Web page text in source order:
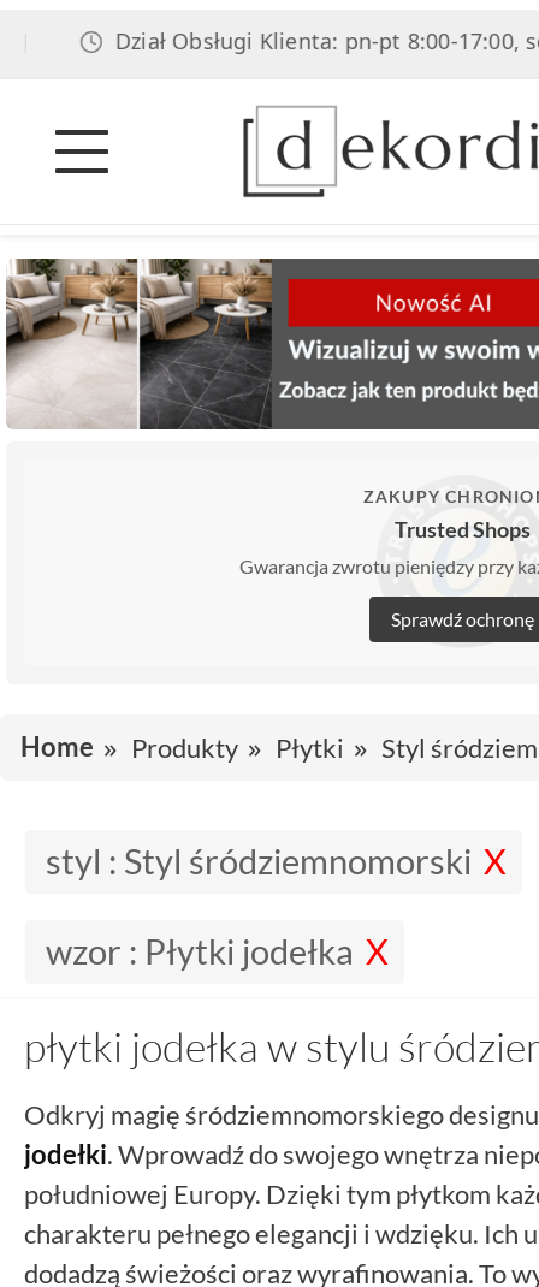
Dział Obsługi Klienta: pn-pt 8:00-17:00, sob
ZAKUPY
Trusted Shops
Gwarancja zwrotu pieniędzy przy
Sprawdź ochronę
Home Produkty Płytki Styl
styl : Styl śródziemnomorski
wzor : Płytki jodełka
płytki jodełka w stylu
Odkryj magię śródziemnomorskiego
jodełki. Wprowadź do swojego wnętrza
południowej Europy. Dzięki tym płytkom
charakteru pełnego elegancji i wdzięku. Ich
dodadzą świeżości oraz wyrafinowania. To